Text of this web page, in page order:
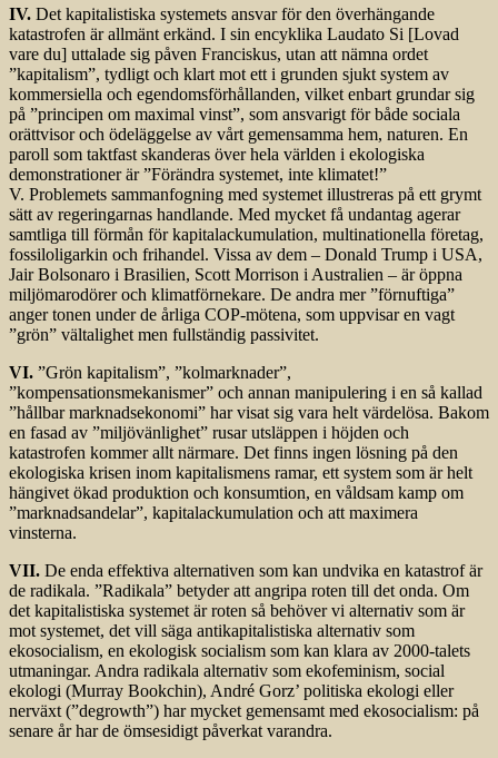
IV. Det kapitalistiska systemets ansvar för den överhängande
katastrofen är allmänt erkänd. I sin encyklika Laudato Si [Lovad
vare du] uttalade sig påven Franciskus, utan att nämna ordet
”kapitalism”, tydligt och klart mot ett i grunden sjukt system av
kommersiella och egendomsförhållanden, vilket enbart grundar sig
på ”principen om maximal vinst”, som ansvarigt för både sociala
orättvisor och ödeläggelse av vårt gemensamma hem, naturen. En
paroll som taktfast skanderas över hela världen i ekologiska
demonstrationer är ”Förändra systemet, inte klimatet!”
V. Problemets sammanfogning med systemet illustreras på ett grymt
sätt av regeringarnas handlande. Med mycket få undantag agerar
samtliga till förmån för kapitalackumulation, multinationella företag,
fossiloligarkin och frihandel. Vissa av dem – Donald Trump i USA,
Jair Bolsonaro i Brasilien, Scott Morrison i Australien – är öppna
miljömarodörer och klimatförnekare. De andra mer ”förnuftiga”
anger tonen under de årliga COP-mötena, som uppvisar en vagt
”grön” vältalighet men fullständig passivitet.
VI. ”Grön kapitalism”, ”kolmarknader”,
”kompensationsmekanismer” och annan manipulering i en så kallad
”hållbar marknadsekonomi” har visat sig vara helt värdelösa. Bakom
en fasad av ”miljövänlighet” rusar utsläppen i höjden och
katastrofen kommer allt närmare. Det finns ingen lösning på den
ekologiska krisen inom kapitalismens ramar, ett system som är helt
hängivet ökad produktion och konsumtion, en våldsam kamp om
”marknadsandelar”, kapitalackumulation och att maximera
vinsterna.
VII. De enda effektiva alternativen som kan undvika en katastrof är
de radikala. ”Radikala” betyder att angripa roten till det onda. Om
det kapitalistiska systemet är roten så behöver vi alternativ som är
mot systemet, det vill säga antikapitalistiska alternativ som
ekosocialism, en ekologisk socialism som kan klara av 2000-talets
utmaningar. Andra radikala alternativ som ekofeminism, social
ekologi (Murray Bookchin), André Gorz’ politiska ekologi eller
nerväxt (”degrowth”) har mycket gemensamt med ekosocialism: på
senare år har de ömsesidigt påverkat varandra.